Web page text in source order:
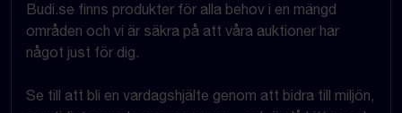
Budi.se finns produkter för alla behov i en mängd
områden och vi är säkra på att våra auktioner har
något just för dig.
Se till att bli en vardagshjälte genom att bidra till miljön,